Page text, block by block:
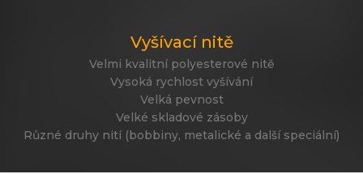
Vyšívací nitě
Velmi kvalitní polyesterové nitě
Vysoká rychlost vyšívání
Velká pevnost
Velké skladové zásoby
Různé druhy nití (bobbiny, metalické a další speciální)